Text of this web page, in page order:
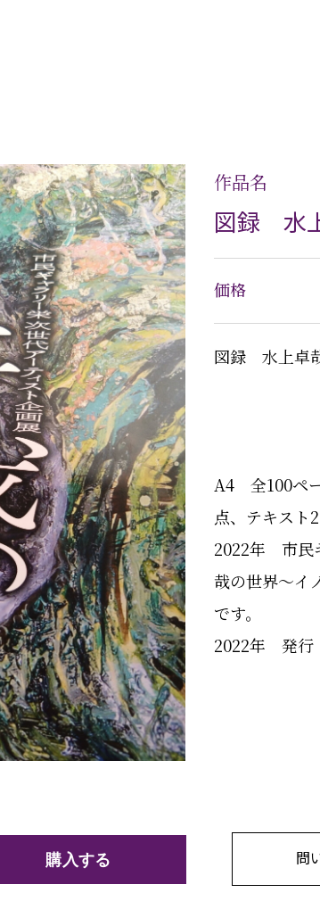
作品名
図録 水
価格
図録 水上卓
A4 全100ペ
点、テキスト
2022年 市民
哉の世界～イ
です。
2022年 発
問